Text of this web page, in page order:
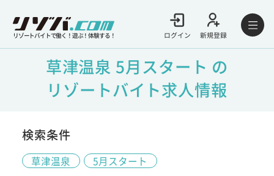
リゾートバイトで働く！遊ぶ！体験する！ ログイン 新規登録
草津温泉 5月スタート の
リゾートバイト求人情報
検索条件
草津温泉 5月スタート